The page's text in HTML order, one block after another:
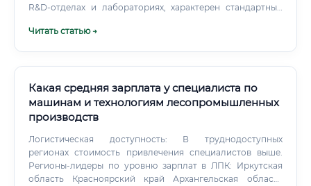
R&D-отделах и лабораториях, характерен стандартный
рабочий день (например, с 9:00 до 18:00).
Читать статью →
Какая средняя зарплата у специалиста по
машинам и технологиям лесопромышленных
производств
Логистическая доступность: В труднодоступных
регионах стоимость привлечения специалистов выше.
Регионы-лидеры по уровню зарплат в ЛПК: Иркутская
область Красноярский край Архангельская область